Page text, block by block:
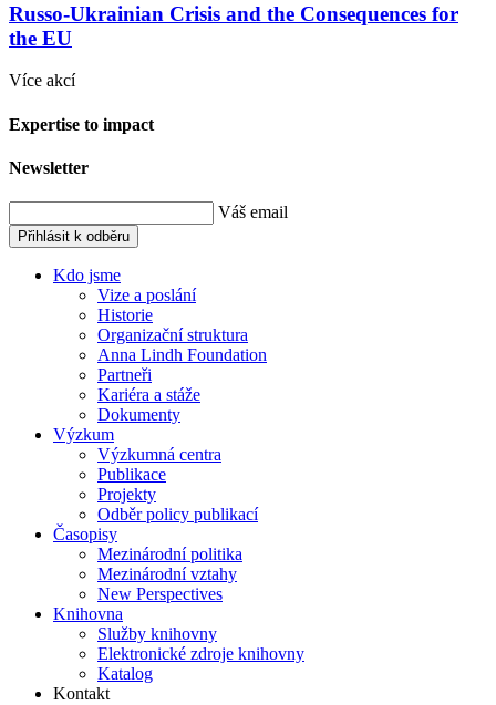
Russo-Ukrainian Crisis and the Consequences for
the EU
Více akcí
Expertise to impact
Newsletter
Váš email
Přihlásit k odběru
Kdo jsme
Vize a poslání
Historie
Organizační struktura
Anna Lindh Foundation
Partneři
Kariéra a stáže
Dokumenty
Výzkum
Výzkumná centra
Publikace
Projekty
Odběr policy publikací
Časopisy
Mezinárodní politika
Mezinárodní vztahy
New Perspectives
Knihovna
Služby knihovny
Elektronické zdroje knihovny
Katalog
Kontakt